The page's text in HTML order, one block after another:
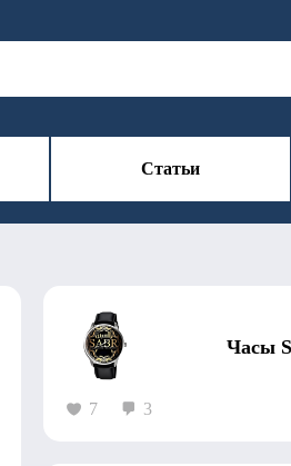
Статьи
Часы
7 3